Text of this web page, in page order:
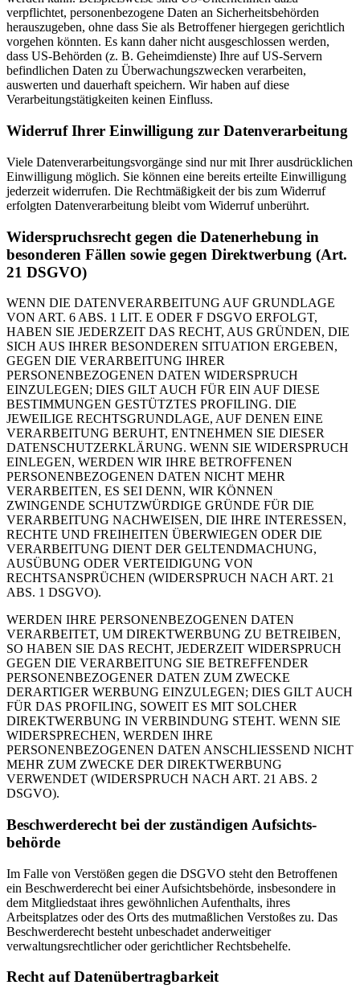
verpflichtet, personenbezogene Daten an Sicherheitsbehörden
herauszugeben, ohne dass Sie als Betroffener hiergegen gerichtlich
vorgehen könnten. Es kann daher nicht ausgeschlossen werden,
dass US-Behörden (z. B. Geheimdienste) Ihre auf US-Servern
befindlichen Daten zu Überwachungszwecken verarbeiten,
auswerten und dauerhaft speichern. Wir haben auf diese
Verarbeitungstätigkeiten keinen Einfluss.
Widerruf Ihrer Einwilligung zur Datenverarbeitung
Viele Datenverarbeitungsvorgänge sind nur mit Ihrer ausdrücklichen
Einwilligung möglich. Sie können eine bereits erteilte Einwilligung
jederzeit widerrufen. Die Rechtmäßigkeit der bis zum Widerruf
erfolgten Datenverarbeitung bleibt vom Widerruf unberührt.
Widerspruchsrecht gegen die Datenerhebung in
besonderen Fällen sowie gegen Direktwerbung (Art.
21 DSGVO)
WENN DIE DATENVERARBEITUNG AUF GRUNDLAGE
VON ART. 6 ABS. 1 LIT. E ODER F DSGVO ERFOLGT,
HABEN SIE JEDERZEIT DAS RECHT, AUS GRÜNDEN, DIE
SICH AUS IHRER BESONDEREN SITUATION ERGEBEN,
GEGEN DIE VERARBEITUNG IHRER
PERSONENBEZOGENEN DATEN WIDERSPRUCH
EINZULEGEN; DIES GILT AUCH FÜR EIN AUF DIESE
BESTIMMUNGEN GESTÜTZTES PROFILING. DIE
JEWEILIGE RECHTSGRUNDLAGE, AUF DENEN EINE
VERARBEITUNG BERUHT, ENTNEHMEN SIE DIESER
DATENSCHUTZERKLÄRUNG. WENN SIE WIDERSPRUCH
EINLEGEN, WERDEN WIR IHRE BETROFFENEN
PERSONENBEZOGENEN DATEN NICHT MEHR
VERARBEITEN, ES SEI DENN, WIR KÖNNEN
ZWINGENDE SCHUTZWÜRDIGE GRÜNDE FÜR DIE
VERARBEITUNG NACHWEISEN, DIE IHRE INTERESSEN,
RECHTE UND FREIHEITEN ÜBERWIEGEN ODER DIE
VERARBEITUNG DIENT DER GELTENDMACHUNG,
AUSÜBUNG ODER VERTEIDIGUNG VON
RECHTSANSPRÜCHEN (WIDERSPRUCH NACH ART. 21
ABS. 1 DSGVO).
WERDEN IHRE PERSONENBEZOGENEN DATEN
VERARBEITET, UM DIREKTWERBUNG ZU BETREIBEN,
SO HABEN SIE DAS RECHT, JEDERZEIT WIDERSPRUCH
GEGEN DIE VERARBEITUNG SIE BETREFFENDER
PERSONENBEZOGENER DATEN ZUM ZWECKE
DERARTIGER WERBUNG EINZULEGEN; DIES GILT AUCH
FÜR DAS PROFILING, SOWEIT ES MIT SOLCHER
DIREKTWERBUNG IN VERBINDUNG STEHT. WENN SIE
WIDERSPRECHEN, WERDEN IHRE
PERSONENBEZOGENEN DATEN ANSCHLIESSEND NICHT
MEHR ZUM ZWECKE DER DIREKTWERBUNG
VERWENDET (WIDERSPRUCH NACH ART. 21 ABS. 2
DSGVO).
Beschwerde­recht bei der zuständigen Aufsichts­
behörde
Im Falle von Verstößen gegen die DSGVO steht den Betroffenen
ein Beschwerderecht bei einer Aufsichtsbehörde, insbesondere in
dem Mitgliedstaat ihres gewöhnlichen Aufenthalts, ihres
Arbeitsplatzes oder des Orts des mutmaßlichen Verstoßes zu. Das
Beschwerderecht besteht unbeschadet anderweitiger
verwaltungsrechtlicher oder gerichtlicher Rechtsbehelfe.
Recht auf Daten­übertrag­barkeit